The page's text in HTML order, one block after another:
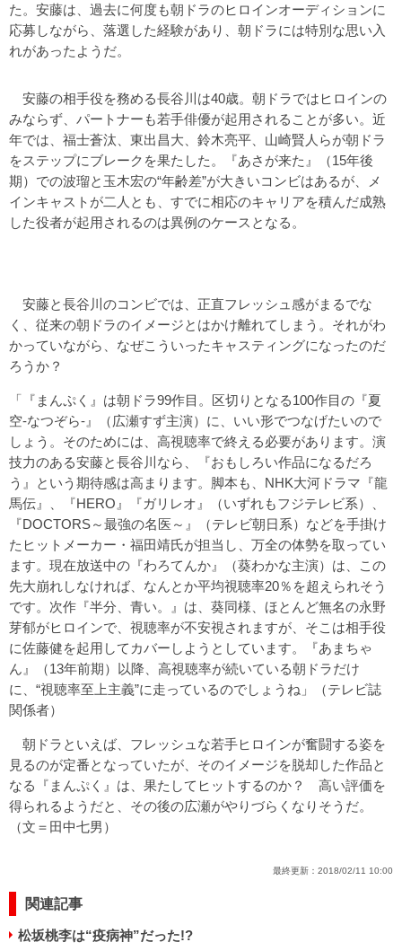
た。安藤は、過去に何度も朝ドラのヒロインオーディションに
応募しながら、落選した経験があり、朝ドラには特別な思い入
れがあったようだ。
安藤の相手役を務める長谷川は40歳。朝ドラではヒロインの
みならず、パートナーも若手俳優が起用されることが多い。近
年では、福士蒼汰、東出昌大、鈴木亮平、山崎賢人らが朝ドラ
をステップにブレークを果たした。『あさが来た』（15年後
期）での波瑠と玉木宏の“年齢差”が大きいコンビはあるが、メ
インキャストが二人とも、すでに相応のキャリアを積んだ成熟
した役者が起用されるのは異例のケースとなる。
安藤と長谷川のコンビでは、正直フレッシュ感がまるでな
く、従来の朝ドラのイメージとはかけ離れてしまう。それがわ
かっていながら、なぜこういったキャスティングになったのだ
ろうか？
「『まんぷく』は朝ドラ99作目。区切りとなる100作目の『夏
空-なつぞら-』（広瀬すず主演）に、いい形でつなげたいので
しょう。そのためには、高視聴率で終える必要があります。演
技力のある安藤と長谷川なら、『おもしろい作品になるだろ
う』という期待感は高まります。脚本も、NHK大河ドラマ『龍
馬伝』、『HERO』『ガリレオ』（いずれもフジテレビ系）、
『DOCTORS～最強の名医～』（テレビ朝日系）などを手掛け
たヒットメーカー・福田靖氏が担当し、万全の体勢を取ってい
ます。現在放送中の『わろてんか』（葵わかな主演）は、この
先大崩れしなければ、なんとか平均視聴率20％を超えられそう
です。次作『半分、青い。』は、葵同様、ほとんど無名の永野
芽郁がヒロインで、視聴率が不安視されますが、そこは相手役
に佐藤健を起用してカバーしようとしています。『あまちゃ
ん』（13年前期）以降、高視聴率が続いている朝ドラだけ
に、“視聴率至上主義”に走っているのでしょうね」（テレビ誌
関係者）
朝ドラといえば、フレッシュな若手ヒロインが奮闘する姿を
見るのが定番となっていたが、そのイメージを脱却した作品と
なる『まんぷく』は、果たしてヒットするのか？ 高い評価を
得られるようだと、その後の広瀬がやりづらくなりそうだ。
（文＝田中七男）
最終更新： 2018/02/11 10:00
関連記事
松坂桃李は“疫病神”だった!?